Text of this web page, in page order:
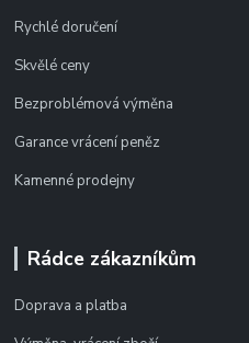
Rychlé doručení
Skvělé ceny
Bezproblémová výměna
Garance vrácení peněz
Kamenné prodejny
Rádce zákazníkům
Doprava a platba